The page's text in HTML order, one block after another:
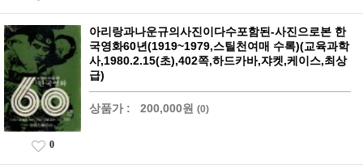
아리랑과나운규의사진이다수포함된-사진으로본 한
국영화60년(1919~1979,스틸천여매 수록)(교육과학
사,1980.2.15(초),402쪽,하드카바,쟈켓,케이스,최상
급)
상품가 : 200,000원 (0)
0